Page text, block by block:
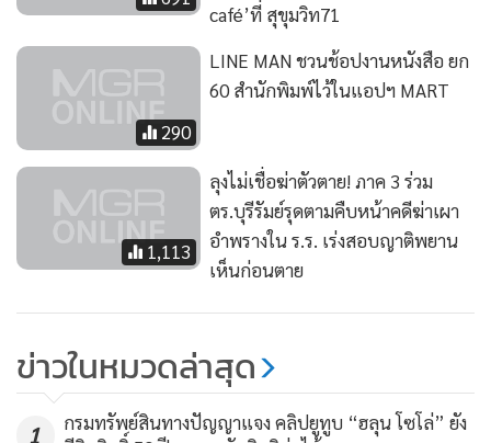
café’ที่ สุขุมวิท71
290
LINE MAN ชวนช้อปงานหนังสือ ยก
60 สำนักพิมพ์ไว้ในแอปฯ MART
1,113
ลุงไม่เชื่อฆ่าตัวตาย! ภาค 3 ร่วม
ตร.บุรีรัมย์รุดตามคืบหน้าคดีฆ่าเผา
อำพรางใน ร.ร. เร่งสอบญาติพยาน
เห็นก่อนตาย
ข่าวในหมวดล่าสุด
1
กรมทรัพย์สินทางปัญญาแจง คลิปยูทูบ “ฮลุน โซโล่” ยัง